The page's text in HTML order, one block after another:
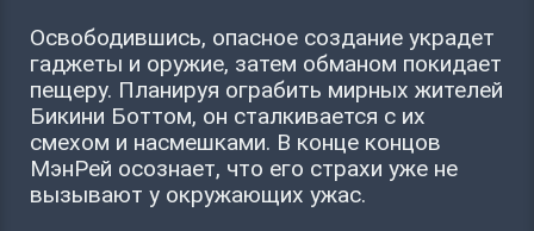
Освободившись, опасное создание украдет
гаджеты и оружие, затем обманом покидает
пещеру. Планируя ограбить мирных жителей
Бикини Боттом, он сталкивается с их
смехом и насмешками. В конце концов
МэнРей осознает, что его страхи уже не
вызывают у окружающих ужас.